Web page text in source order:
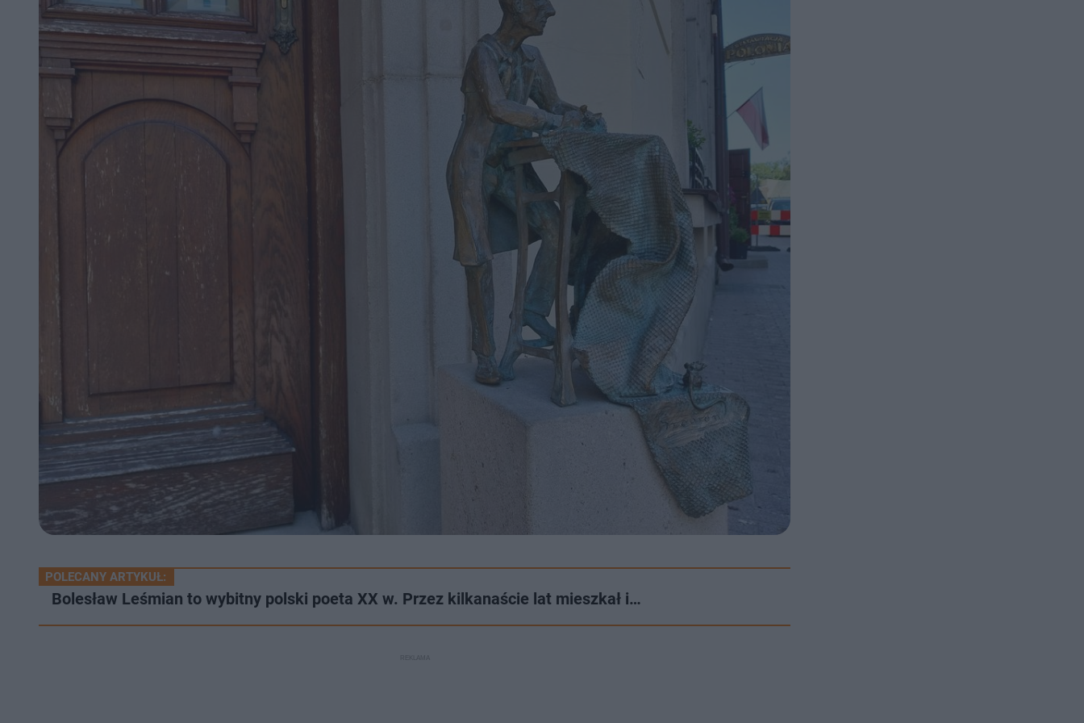
POLECANY ARTYKUŁ:
Bolesław Leśmian to wybitny polski poeta XX w. Przez kilkanaście lat mieszkał i…